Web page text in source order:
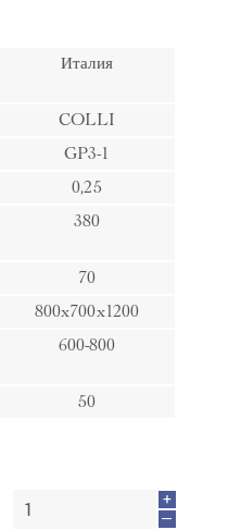
Италия
COLLI
GP3-1
0,25
380
70
800x700x1200
600-800
50
+
—